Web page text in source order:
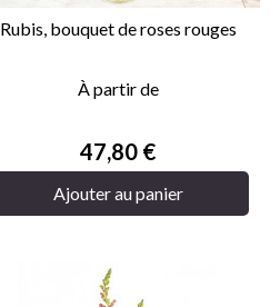
Rubis, bouquet de roses rouges
À partir de
Prix
47,80 €
Ajouter au panier